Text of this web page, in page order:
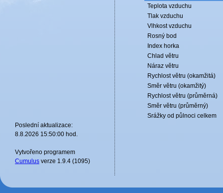
Teplota vzduchu
Tlak vzduchu
Vlhkost vzduchu
Rosný bod
Index horka
Chlad větru
Náraz větru
Rychlost větru (okamžitá)
Směr větru (okamžitý)
Rychlost větru (průměrná)
Směr větru (průměrný)
Srážky od půlnoci celkem
Poslední aktualizace:
8.8.2026 15:50:00 hod.
Vytvořeno programem
Cumulus verze 1.9.4 (1095)